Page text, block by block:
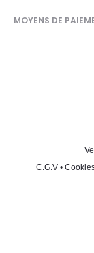
MOYENS DE
C.G.V •